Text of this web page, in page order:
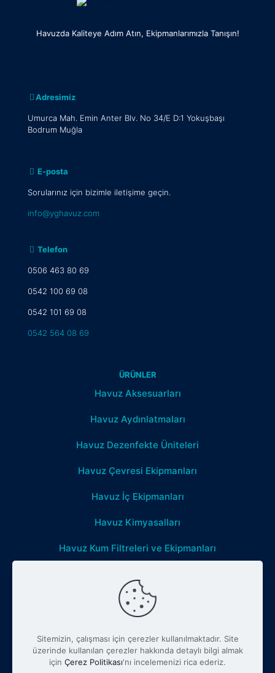
Havuzda Kaliteye Adım Atın, Ekipmanlarımızla Tanışın!
Adresimiz
Umurca Mah. Emin Anter Blv. No 34/E D:1 Yokuşbaşı
Bodrum Muğla
E-posta
Sorularınız için bizimle iletişime geçin.
info@yghavuz.com
Telefon
0506 463 80 69
0542 100 69 08
0542 101 69 08
0542 564 08 69
ÜRÜNLER
Havuz Aksesuarları
Havuz Aydınlatmaları
Havuz Dezenfekte Üniteleri
Havuz Çevresi Ekipmanları
Havuz İç Ekipmanları
Havuz Kimyasalları
Havuz Kum Filtreleri ve Ekipmanları
Havuz Temizlik Ekipmanları
Sitemizin, çalışması için çerezler kullanılmaktadır. Site
üzerinde kullanılan çerezler hakkında detaylı bilgi almak
için Çerez Politikası'nı incelemenizi rica ederiz.